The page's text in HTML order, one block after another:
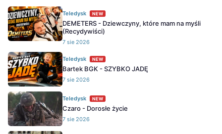
Teledysk NEW
DEMETERS - Dziewczyny, które mam na myśli
(Recydywiści)
7 sie 2026
Teledysk NEW
Bartek BGK - SZYBKO JADĘ
7 sie 2026
Teledysk NEW
Czaro - Dorosłe życie
7 sie 2026